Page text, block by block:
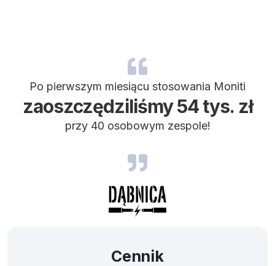
Po pierwszym miesiącu stosowania Moniti
zaoszczędziliśmy 54 tys. zł
przy 40 osobowym zespole!
Cennik